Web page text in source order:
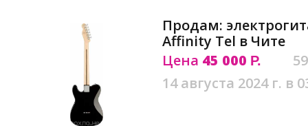
Продам:
Affinity Tel в Чите
Цена 45 000 Р.
14 августа 2024 г. в